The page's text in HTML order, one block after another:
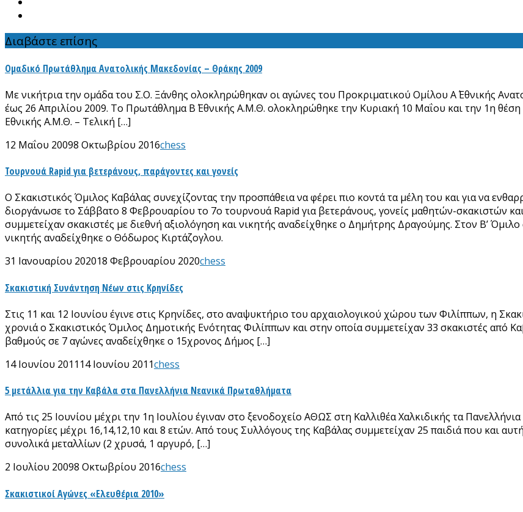
Διαβάστε επίσης
Ομαδικό Πρωτάθλημα Ανατολικής Μακεδονίας – Θράκης 2009
Με νικήτρια την ομάδα του Σ.Ο. Ξάνθης ολοκληρώθηκαν οι αγώνες του Προκριματικού Ομίλου Α΄ Εθνικής
έως 26 Απριλίου 2009. Το Πρωτάθλημα Β΄ Εθνικής Α.Μ.Θ. ολοκληρώθηκε την Κυριακή 10 Μαΐου και την 1η
Εθνικής Α.Μ.Θ. – Τελική […]
12 Μαΐου 20098 Οκτωβρίου 2016chess
Τουρνουά Rapid για βετεράνους, παράγοντες και γονείς
Ο Σκακιστικός Όμιλος Καβάλας συνεχίζοντας την προσπάθεια να φέρει πιο κοντά τα μέλη του και για να
διοργάνωσε το Σάββατο 8 Φεβρουαρίου το 7ο τουρνουά Rapid για βετεράνους, γονείς μαθητών-σκακιστών
συμμετείχαν σκακιστές με διεθνή αξιολόγηση και νικητής αναδείχθηκε ο Δημήτρης Δραγούμης. Στον Β’
νικητής αναδείχθηκε ο Θόδωρος Κιρτάζογλου.
31 Ιανουαρίου 202018 Φεβρουαρίου 2020chess
Σκακιστική Συνάντηση Νέων στις Κρηνίδες
Στις 11 και 12 Ιουνίου έγινε στις Κρηνίδες, στο αναψυκτήριο του αρχαιολογικού χώρου των Φιλίππων, η
χρονιά ο Σκακιστικός Όμιλος Δημοτικής Ενότητας Φιλίππων και στην οποία συμμετείχαν 33 σκακιστές από
βαθμούς σε 7 αγώνες αναδείχθηκε ο 15χρονος Δήμος […]
14 Ιουνίου 2011 14 Ιουνίου 2011chess
5 μετάλλια για την Καβάλα στα Πανελλήνια Νεανικά Πρωταθλήματα
Από τις 25 Ιουνίου μέχρι την 1η Ιουλίου έγιναν στο ξενοδοχείο ΑΘΩΣ στη Καλλιθέα Χαλκιδικής τα
κατηγορίες μέχρι 16,14,12,10 και 8 ετών. Από τους Συλλόγους της Καβάλας συμμετείχαν 25 παιδιά που και
συνολικά μεταλλίων (2 χρυσά, 1 αργυρό, […]
2 Ιουλίου 20098 Οκτωβρίου 2016chess
Σκακιστικοί Αγώνες «Ελευθέρια 2010»